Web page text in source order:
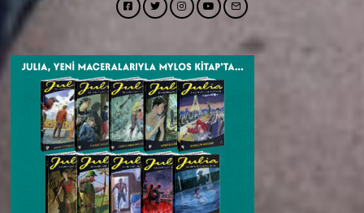
Facebook
TwitterInstagram
YouTubeEmail